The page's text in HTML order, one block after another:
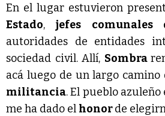
En el lugar estuvieron
Estado, jefes
autoridades de entidades
sociedad civil. Allí, Sombra
acá luego de un largo camino
militancia. El pueblo
me ha dado el honorde